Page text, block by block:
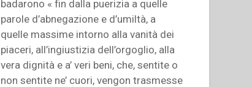
badarono « fin dalla puerizia a quelle
parole d’abnegazione e d’umiltà, a
quelle massime intorno alla vanità dei
piaceri, all’ingiustizia dell’orgoglio, alla
vera dignità e a’ veri beni, che, sentite o
non sentite ne’ cuori, vengon trasmesse